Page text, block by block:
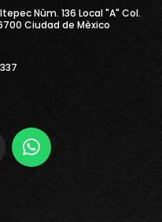
Nùm. 136 Local "A" Col.
Ciudad de Mèxico